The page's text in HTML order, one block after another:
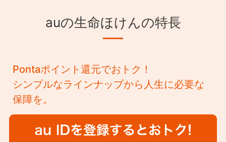
率、契約年齢により計算します。移行には条件がありま
す。詳細はご契約のしおり・約款をご確認ください。
10年
契約形態
保険を申し込む方（契約者）、保険の対象となる方（被
保険者）、お支払口座やクレジットカードの名義人（保
利用可能カード
JCB・VISA・Mastercard®・AMEX・Dinersのマークが
ついているクレジットカード
契約が解除され、一時金や給付金を受け取れない場合が
あります。
この保険は被保険者が死亡した時点で契約が消滅しま
す。
がん保険を乗り換えされる場合、現在ご契約の保険と新
たな保険とで給付金等の支払事由が異なることにより、
現在の保障内容が新たな保険では保障されないことがあ
ります。保障内容については商品ページをご確認くださ
い。
auの生命ほけんの特長
Pontaポイント還元でおトク！
シンプルなラインナップから人生に必要な
保障を。